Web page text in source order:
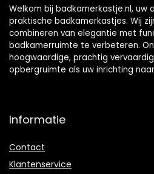
Welkom bij badkamerkastje.nl, uw
praktische badkamerkastjes. Wij
combineren van elegantie met
badkamerruimte te verbeteren.
hoogwaardige, prachtig
opbergruimte als uw inrichting
Informatie
Contact
Klantenservice